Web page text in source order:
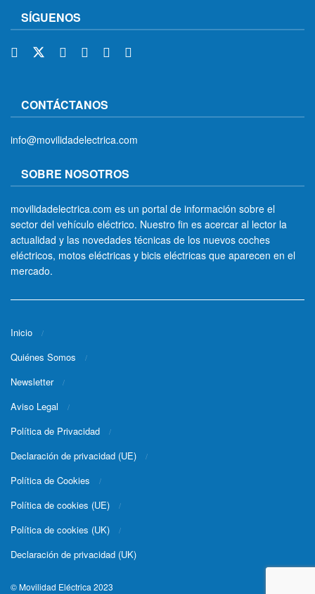
SÍGUENOS
CONTÁCTANOS
info@movilidadelectrica.com
SOBRE NOSOTROS
movilidadelectrica.com es un portal de información sobre el
sector del vehículo eléctrico. Nuestro fin es acercar al lector la
actualidad y las novedades técnicas de los nuevos coches
eléctricos, motos eléctricas y bicis eléctricas que aparecen en el
mercado.
Inicio
Quiénes Somos
Newsletter
Aviso Legal
Política de Privacidad
Declaración de privacidad (UE)
Política de Cookies
Política de cookies (UE)
Política de cookies (UK)
Declaración de privacidad (UK)
© Movilidad Eléctrica 2023